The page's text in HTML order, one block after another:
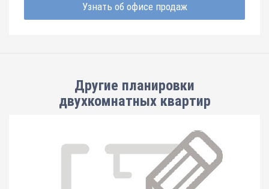
Узнать об офисе продаж
Другие планировки
двухкомнатных квартир